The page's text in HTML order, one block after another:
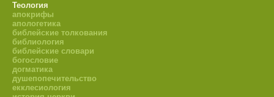
Теология
апокрифы
апологетика
библейские толкования
библиология
библейские словари
богословие
догматика
душепопечительство
екклесиология